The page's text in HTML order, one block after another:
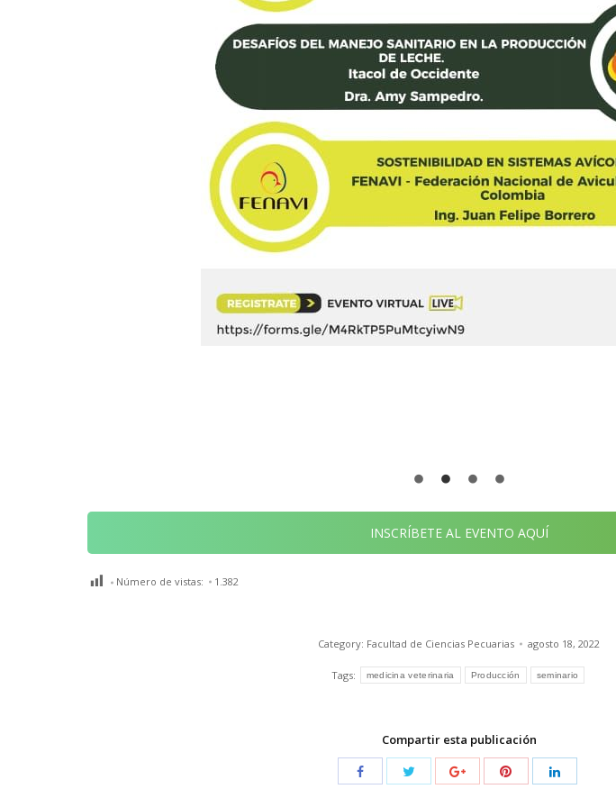
INSCRÍBETE AL EVENTO AQUÍ
Número de vistas: 1.382
Category: Facultad de Ciencias Pecuarias agosto 18, 2022
Tags: medicina veterinaria Producción seminario
Compartir esta publicación